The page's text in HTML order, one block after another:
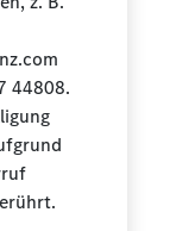
44808.